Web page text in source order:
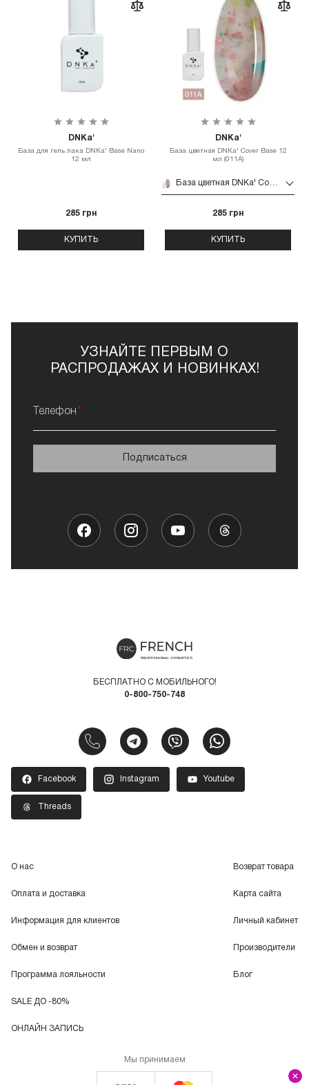
DNKa'
База для гель лака DNKa' Base Nano
12 мл
285 грн
КУПИТЬ
DNKa'
База цветная DNKa' Cover Base 12
мл (011A)
База цветная DNKa' Cover Base 12 мл (011A)
285 грн
КУПИТЬ
УЗНАЙТЕ ПЕРВЫМ О
РАСПРОДАЖАХ И НОВИНКАХ!
Телефон
Подписаться
БЕСПЛАТНО С МОБИЛЬНОГО!
0-800-750-748
Facebook Instagram Youtube
Threads
О нас
Оплата и доставка
Информация для клиентов
Обмен и возврат
Программа лояльности
SALE ДО -80%
ОНЛАЙН ЗАПИСЬ
Возврат товара
Карта сайта
Личный кабинет
Производители
Блог
Мы принимаем